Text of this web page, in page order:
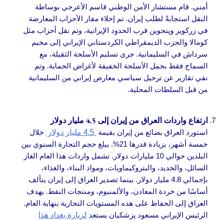
أمني. قام مستشار الأمن الوطني قاسم الأعرجي بوساطة
النقل استجابةً لطلب إيران. تم إخلاء مقار الأحزاب المعارضة
في زركويز وپنجوين قرب الحدود الإيرانية، وتم نقل أحزاب مثل
كومالا والحزب الديمقراطي الكردستاني الإيراني إلى مخيم
سرداش في السليمانية. جرى تسليم الأسلحة الثقيلة، مع
السماح فقط بحمل الأسلحة الخفيفة لأغراض الحماية. وتم
نفي تقارير عن ترحيل سياسي معارض إيراني من السليمانية
من قبل السلطات المحلية.
ارتفاع واردات العراق من إيران إلى 4.5 مليار دولار
استورد العراق بضائع من إيران بقيمة 4.5 مليار دولار
خلال
خمسة أشهر، بزيادة قدرها 21%. يبلغ حجم التجارة السنوي بين
البلدين حوالي 10 مليارات دولار. تشمل واردات هذا العام الغاز
السائل، والحديد، والبتروكيماويات، ومواد البناء، والغذاء،
بإجمالي 4.8 مليار دولار. بينما تصدير العراق إلى إيران يتألف
أساسًا من خردة المعادن، والألمنيوم، ومنتجات النفط. يهدف
العراق إلى الحفاظ على هذه المستويات التجارية بنهاية العام.
الرئيس الإيراني مسعود پزشكيان يستعد لزيارة بغداد هذا